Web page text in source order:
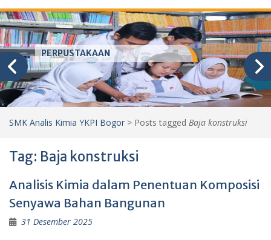
PERPUSTAKAAN
SMK Analis Kimia YKPI Bogor > Posts tagged Baja konstruksi
Tag: Baja konstruksi
Analisis Kimia dalam Penentuan Komposisi
Senyawa Bahan Bangunan
31 Desember 2025